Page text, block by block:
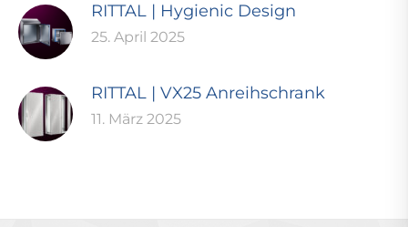
RITTAL | Hygienic Design
25. April 2025
RITTAL | VX25 Anreihschrank
11. März 2025